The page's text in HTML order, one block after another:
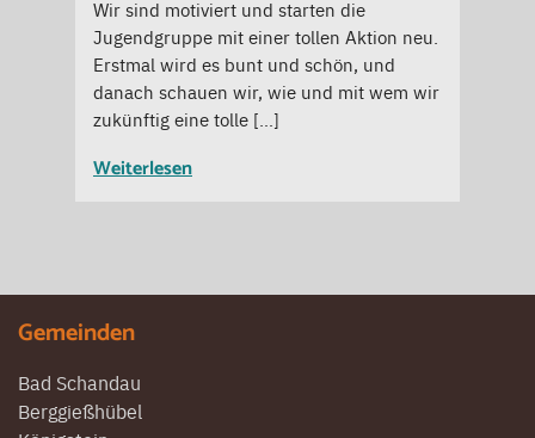
Wir sind motiviert und starten die
Jugendgruppe mit einer tollen Aktion neu.
Erstmal wird es bunt und schön, und
danach schauen wir, wie und mit wem wir
zukünftig eine tolle […]
Weiterlesen
Gemeinden
Bad Schandau
Berggießhübel